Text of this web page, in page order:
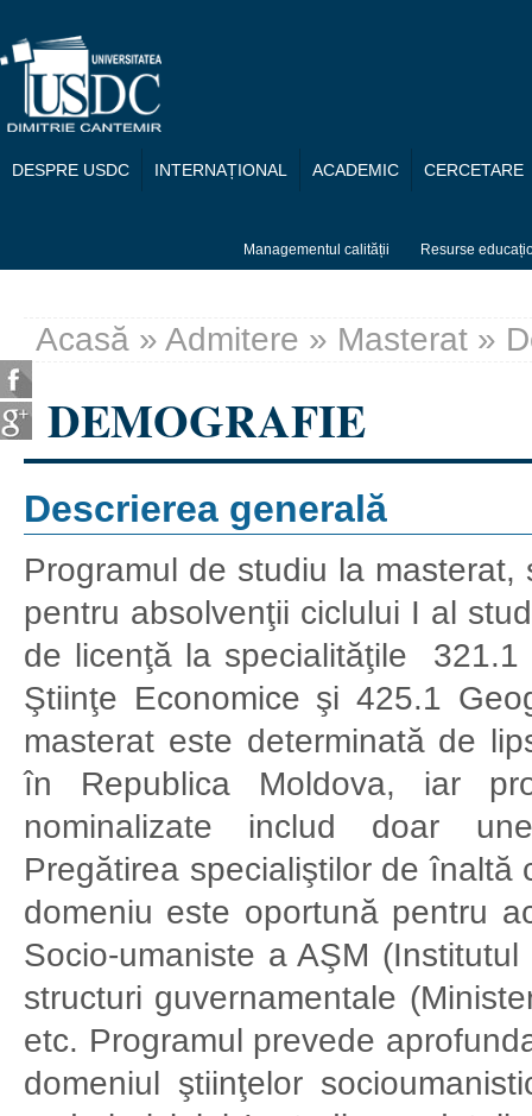
DESPRE USDC INTERNAȚIONAL ACADEMIC CERCETARE
Managementul calității Resurse
Eşti aici
Acasă » Admitere » Masterat »
DEMOGRAFIE
Descrierea generală
Programul de studiu la
pentru absolvenţii ciclului I al
de licenţă la specialităţile 321.1
Ştiinţe Economice şi 425.1
masterat este determinată de
în Republica Moldova, iar
nominalizate includ doar
Pregătirea specialiştilor de
domeniu este oportună pentru
Socio-umaniste a AŞM
structuri guvernamentale
etc. Programul prevede
domeniul ştiinţelor